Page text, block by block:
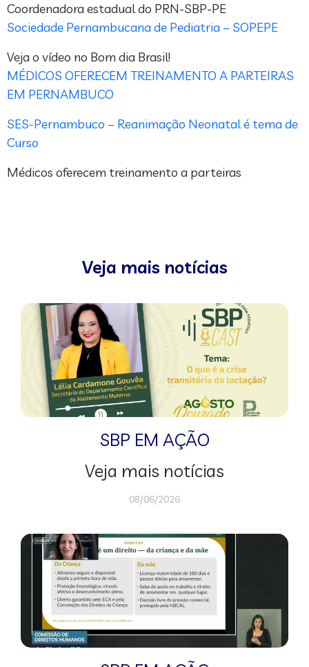
Coordenadora estadual do PRN-SBP-PE
Sociedade Pernambucana de Pediatria – SOPEPE
Veja o vídeo no Bom dia Brasil!
MÉDICOS OFERECEM TREINAMENTO A PARTEIRAS
EM PERNAMBUCO
SES-Pernambuco – Reanimação Neonatal é tema de
Curso
Médicos oferecem treinamento a parteiras
Veja mais notícias
SBP EM AÇÃO
Veja mais notícias
08/06/2026